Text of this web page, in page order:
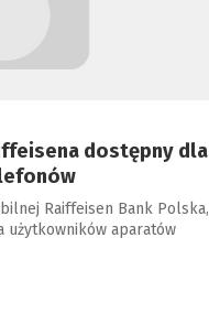
dostępny dla
Raiffeisen Bank Polska,
użytkowników aparatów